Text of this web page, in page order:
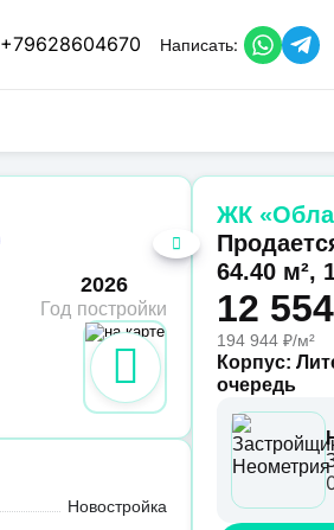
+79628604670 Написать:
2026
Год постройки
Новостройка
64.40 м²,
12
194 944 ₽/м²
ЖК
Корпус:
очередь